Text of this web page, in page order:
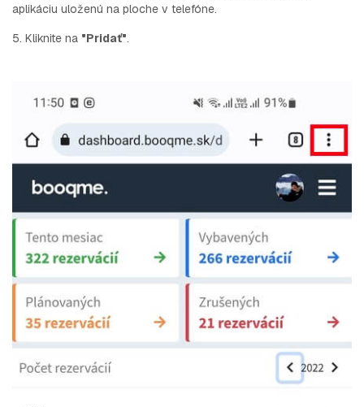
aplikáciu uloženú na ploche v telefóne.
5. Kliknite na "Pridať".